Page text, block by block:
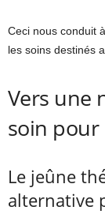
Ceci nous conduit
les soins destinés
Vers une
soin pour
Le jeûne
alternative